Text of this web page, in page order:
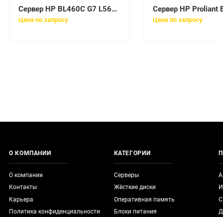
Сервер HP BL460C G7 L5640 2.26G 1P 12GB [603256-B21]
Цена по запросу Цена по запросу
О КОМПАНИИ
О компании
Контакты
Карьера
Политика конфиденциальности
КАТЕГОРИИ
Серверы
Жёсткие диски
Оперативная память
Блоки питания